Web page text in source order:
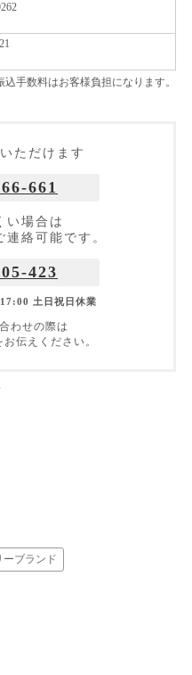
手数料はお客様負担になります。
ただけます
661
い場合は
絡可能です。
423
土日祝日休業
わせの際は
お伝えください。
ーブランド